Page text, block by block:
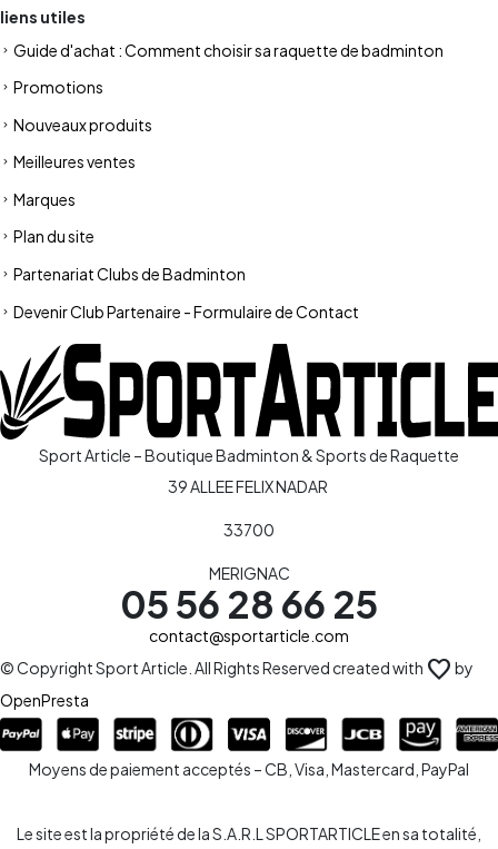
liens utiles
Guide d'achat : Comment choisir sa raquette de badminton
Promotions
Nouveaux produits
Meilleures ventes
Marques
Plan du site
Partenariat Clubs de Badminton
Devenir Club Partenaire - Formulaire de Contact
Sport Article – Boutique Badminton & Sports de Raquette
39 ALLEE FELIX NADAR
33700
MERIGNAC
05 56 28 66 25
contact@sportarticle.com
© Copyright Sport Article. All Rights Reserved created with favorite by
OpenPresta
Moyens de paiement acceptés – CB, Visa, Mastercard, PayPal
Le site est la propriété de la S.A.R.L SPORTARTICLE en sa totalité,